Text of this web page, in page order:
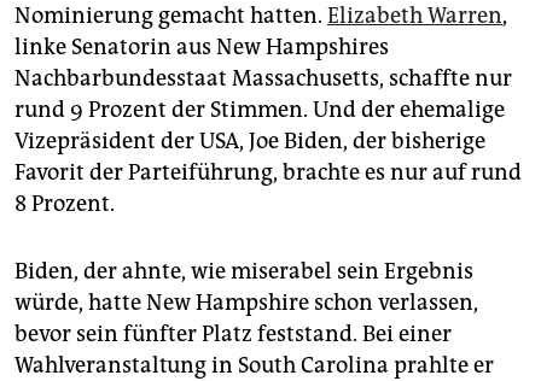
Nominierung gemacht hatten. Elizabeth Warren,
linke Senatorin aus New Hampshires
Nachbarbundesstaat Massachusetts, schaffte nur
rund 9 Prozent der Stimmen. Und der ehemalige
Vizepräsident der USA, Joe Biden, der bisherige
Favorit der Parteiführung, brachte es nur auf rund
8 Prozent.
Biden, der ahnte, wie miserabel sein Ergebnis
würde, hatte New Hampshire schon verlassen,
bevor sein fünfter Platz feststand. Bei einer
Wahlveranstaltung in South Carolina prahlte er